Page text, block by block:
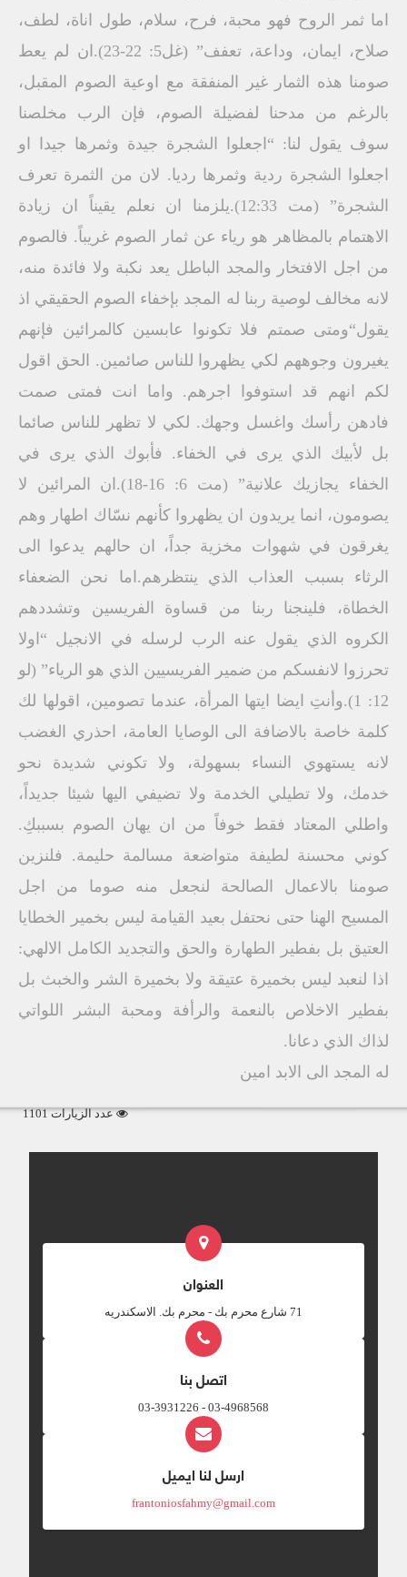
اما ثمر الروح فهو محبة، فرح، سلام، طول اناة، لطف،
صلاح، ايمان، وداعة، تعفف” (غل5: 22-23).ان لم يعط
صومنا هذه الثمار غير المنفقة مع اوعية الصوم المقبل،
بالرغم من مدحنا لفضيلة الصوم، فإن الرب مخلصنا
سوف يقول لنا: “اجعلوا الشجرة جيدة وثمرها جيدا او
اجعلوا الشجرة ردية وثمرها رديا. لان من الثمرة تعرف
الشجرة” (مت 12:33).يلزمنا ان نعلم يقيناً ان زيادة
الاهتمام بالمظاهر هو رياء عن ثمار الصوم غريباً. فالصوم
من اجل الافتخار والمجد الباطل يعد نكبة ولا فائدة منه،
لانه مخالف لوصية ربنا له المجد بإخفاء الصوم الحقيقي اذ
يقول“ومتى صمتم فلا تكونوا عابسين كالمرائين فإنهم
يغيرون وجوههم لكي يظهروا للناس صائمين. الحق اقول
لكم انهم قد استوفوا اجرهم. واما انت فمتى صمت
فادهن رأسك واغسل وجهك. لكي لا تظهر للناس صائما
بل لأبيك الذي يرى في الخفاء. فأبوك الذي يرى في
الخفاء يجازيك علانية” (مت 6: 16-18).ان المرائين لا
يصومون، انما يريدون ان يظهروا كأنهم نسّاك اطهار وهم
يغرقون في شهوات مخزية جداً، ان حالهم يدعوا الى
الرثاء بسبب العذاب الذي ينتظرهم.اما نحن الضعفاء
الخطاة، فلينجنا ربنا من قساوة الفريسين وتشددهم
الكروه الذي يقول عنه الرب لرسله في الانجيل “اولا
تحرزوا لانفسكم من ضمير الفريسيين الذي هو الرياء” (لو
12: 1).وأنتِ ايضا ايتها المرأة، عندما تصومين، اقولها لك
كلمة خاصة بالاضافة الى الوصايا العامة، احذري الغضب
لانه يستهوي النساء بسهولة، ولا تكوني شديدة نحو
خدمك، ولا تطيلي الخدمة ولا تضيفي اليها شيئا جديداً،
واطلي المعتاد فقط خوفاً من ان يهان الصوم بسببكِ.
كوني محسنة لطيفة متواضعة مسالمة حليمة. فلنزين
صومنا بالاعمال الصالحة لنجعل منه صوما من اجل
المسيح الهنا حتى نحتفل بعيد القيامة ليس بخمير الخطايا
العتيق بل بفطير الطهارة والحق والتجديد الكامل الالهي:
اذا لنعبد ليس بخميرة عتيقة ولا بخميرة الشر والخبث بل
بفطير الاخلاص بالنعمة والرأفة ومحبة البشر اللواتي
لذاك الذي دعانا.
له المجد الى الابد امين
عدد الزيارات 1101
العنوان
‎71 شارع محرم بك - محرم بك. الاسكندريه
اتصل بنا
03-4968568 - 03-3931226
ارسل لنا ايميل
frantoniosfahmy@gmail.com